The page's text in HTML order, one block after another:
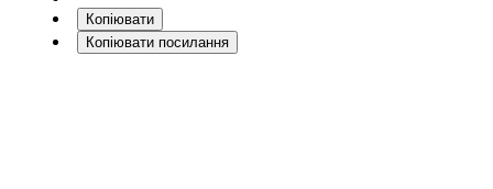
Копіювати
Копіювати посилання